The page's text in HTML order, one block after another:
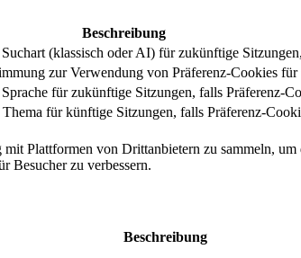
Beschreibung
(klassisch oder AI) für zukünftige
zur Verwendung von Präferenz-Cookies
für zukünftige Sitzungen, falls Präferenz-
für künftige Sitzungen, falls Präferenz-
Plattformen von Drittanbietern zu sammeln,
Besucher zu verbessern.
Beschreibung